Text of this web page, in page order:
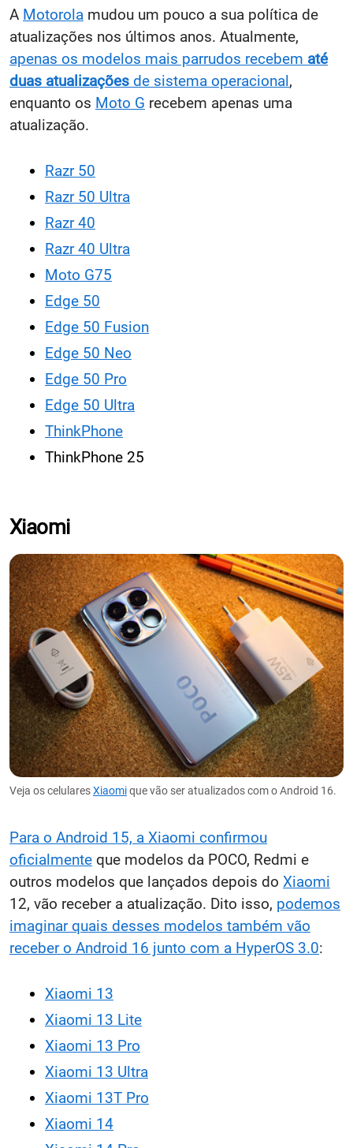
A Motorola mudou um pouco a sua política de
atualizações nos últimos anos. Atualmente,
apenas os modelos mais parrudos recebem até
duas atualizações de sistema operacional,
enquanto os Moto G recebem apenas uma
atualização.
Razr 50
Razr 50 Ultra
Razr 40
Razr 40 Ultra
Moto G75
Edge 50
Edge 50 Fusion
Edge 50 Neo
Edge 50 Pro
Edge 50 Ultra
ThinkPhone
ThinkPhone 25
Xiaomi
Veja os celularesXiaomique vão ser atualizados com o Android 16.
Para o Android 15, a Xiaomi confirmou
oficialmente que modelos da POCO, Redmi e
outros modelos que lançados depois do Xiaomi
12, vão receber a atualização. Dito isso, podemos
imaginar quais desses modelos também vão
receber o Android 16 junto com a HyperOS 3.0:
Xiaomi 13
Xiaomi 13 Lite
Xiaomi 13 Pro
Xiaomi 13 Ultra
Xiaomi 13T Pro
Xiaomi 14